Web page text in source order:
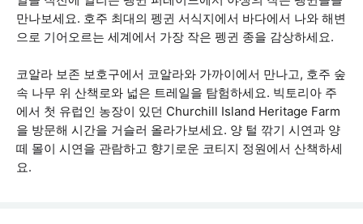
만나보세요. 호주 최대의 펭귄 서식지에서 바다에서 나와 해변
으로 기어오르는 세계에서 가장 작은 펭귄 종을 감상하세요.
코알라 보존 보호구에서 코알라와 가까이에서 만나고, 호주 숲
속 나무 위 산책로와 넓은 트레일을 탐험하세요. 빅토리아 주
에서 첫 유럽인 농장이 있던 Churchill Island Heritage Farm
을 방문해 시간을 거슬러 올라가보세요. 양 털 깎기 시연과 양
떼 몰이 시연을 관람하고 향기로운 코티지 정원에서 산책하세
요.